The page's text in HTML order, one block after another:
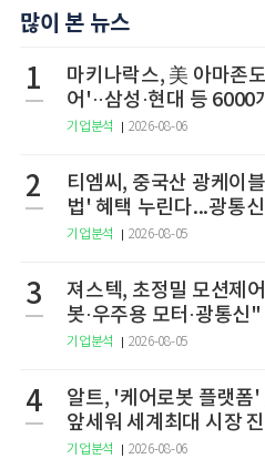
많이 본 뉴스
1
마키나락스, 美 아마존
어'··삼성·현대 등
기업분석 2026-08-06
2
티엠씨, 중국산 광케이
법' 혜택 누린다...광통
기업분석 2026-08-05
3
져스텍, 초정밀 모션제
봇·우주용 모터·광통신
기업분석 2026-08-05
4
알트, '케어로봇 플랫
앞세워 세계최대 시장
기업분석 2026-08-06